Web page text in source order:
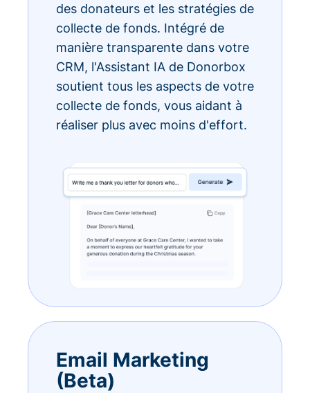
des donateurs et les stratégies de
collecte de fonds. Intégré de
manière transparente dans votre
CRM, l'Assistant IA de Donorbox
soutient tous les aspects de votre
collecte de fonds, vous aidant à
réaliser plus avec moins d'effort.
Email Marketing
(Beta)